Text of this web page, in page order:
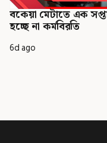
বকেয়া মেটাতে এক
হচ্ছে না কর্মবিরতি
6d ago